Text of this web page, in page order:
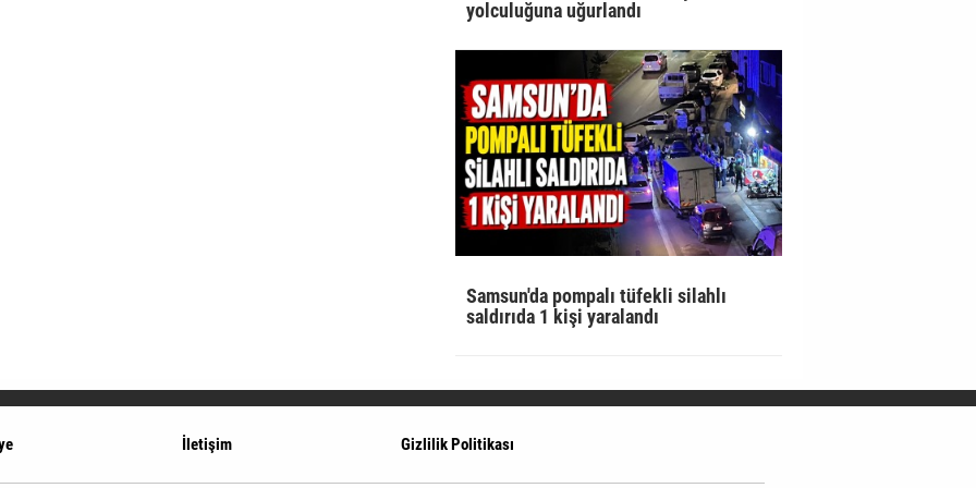
yolculuğuna uğurlandı
Samsun'da pompalı tüfekli silahlı
saldırıda 1 kişi yaralandı
İletişim Gizlilik Politikası